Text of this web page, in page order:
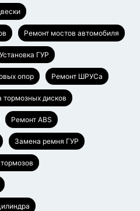
Ремонт мостов автомобиля
Установка ГУР
опор Ремонт ШРУСа
тормозных дисков
Ремонт ABS
Замена ремня ГУР